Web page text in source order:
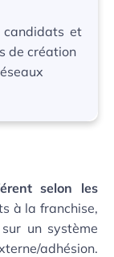
candidats et
de création
selon les
à la franchise,
un système
adhésion.